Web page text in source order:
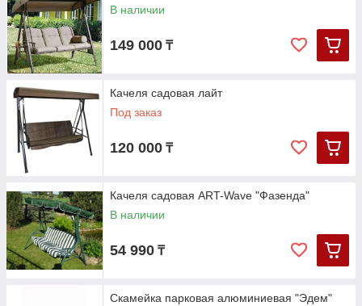
В наличии
149 000 ₸
Качеля садовая лайт
Под заказ
120 000 ₸
Качеля садовая ART-Wave "Фазенда"
В наличии
54 990 ₸
Скамейка парковая алюминиевая "Эдем"